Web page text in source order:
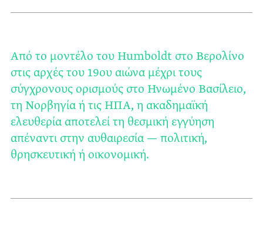
Από το μοντέλο του Humboldt στο Βερολίνο
στις αρχές του 19ου αιώνα μέχρι τους
σύγχρονους ορισμούς στο Ηνωμένο Βασίλειο,
τη Νορβηγία ή τις ΗΠΑ, η ακαδημαϊκή
ελευθερία αποτελεί τη θεσμική εγγύηση
απέναντι στην αυθαιρεσία — πολιτική,
θρησκευτική ή οικονομική.